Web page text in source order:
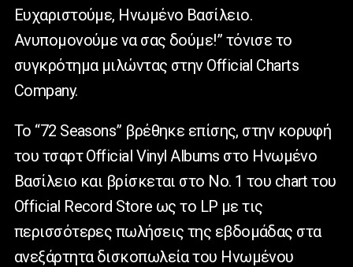
Ευχαριστούμε, Ηνωμένο Βασίλειο.
Ανυπομονούμε να σας δούμε!” τόνισε το
συγκρότημα μιλώντας στην Official Charts
Company.
Το “72 Seasons” βρέθηκε επίσης, στην κορυφή
του τσαρτ Official Vinyl Albums στο Ηνωμένο
Βασίλειο και βρίσκεται στο Νο. 1 του chart του
Official Record Store ως το LP με τις
περισσότερες πωλήσεις της εβδομάδας στα
ανεξάρτητα δισκοπωλεία του Ηνωμένου